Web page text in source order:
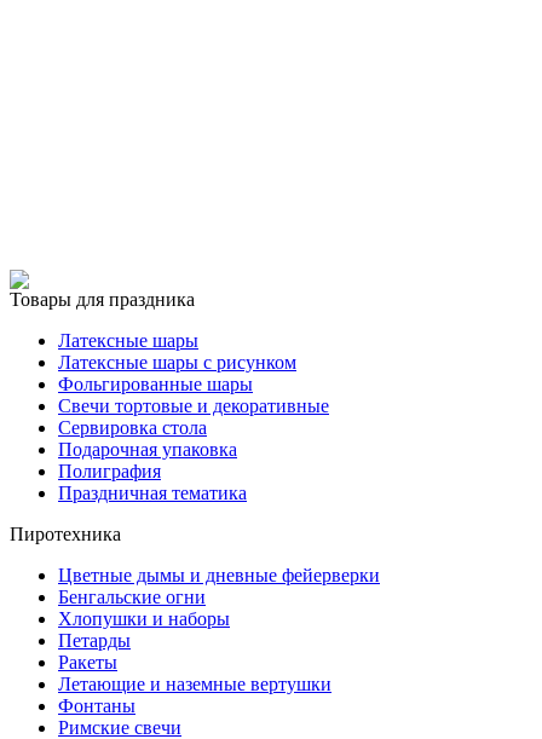
Товары для праздника
Латексные шары
Латексные шары с рисунком
Фольгированные шары
Свечи тортовые и декоративные
Сервировка стола
Подарочная упаковка
Полиграфия
Праздничная тематика
Пиротехника
Цветные дымы и дневные фейерверки
Бенгальские огни
Хлопушки и наборы
Петарды
Ракеты
Летающие и наземные вертушки
Фонтаны
Римские свечи